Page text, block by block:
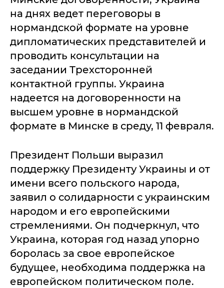
на днях ведет переговоры в
нормандской формате на уровне
дипломатических представителей и
проводить консультации на
заседании Трехсторонней
контактной группы. Украина
надеется на договоренности на
высшем уровне в нормандской
формате в Минске в среду, 11 февраля.
Президент Польши выразил
поддержку Президенту Украины и от
имени всего польского народа,
заявил о солидарности с украинским
народом и его европейскими
стремлениями. Он подчеркнул, что
Украина, которая год назад упорно
боролась за свое европейское
будущее, необходима поддержка на
европейском политическом поле.